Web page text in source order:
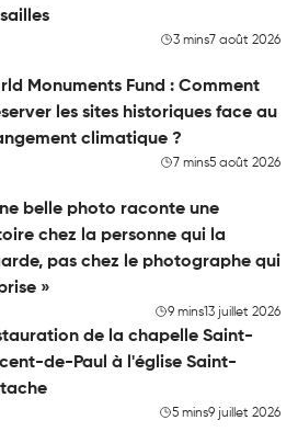
3 mins7 août 2026
Monuments Fund : Comment
les sites historiques face au
climatique ?
7 mins5 août 2026
belle photo raconte une
chez la personne qui la
pas chez le photographe qui
»
9 mins13 juillet 2026
de la chapelle Saint-
de-Paul à l'église Saint-
5 mins9 juillet 2026